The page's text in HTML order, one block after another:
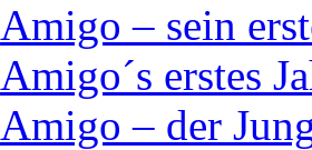
Amigo – sein
Amigo´s erstes
Amigo – der